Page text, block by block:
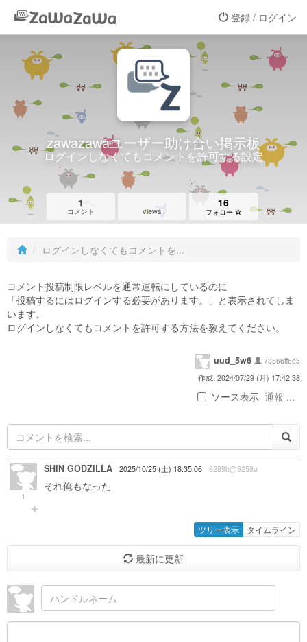
登録 / ログイン
zawazawaユーザー助け合い掲示板
ログインしなくてもコメントを許可する設定
1
コメント views
16
フォロー
ログインしなくてもコメントを...
コメント投稿制限レベルを通常運転にしているのに
「投稿するにはログインする必要があります。」と表示されてしま
います。
ログインしなくてもコメントを許可する方法を教えてください。
uud_5w6
73566ff6e5
作成: 2024/07/29 (月) 17:42:38
ソース表示 通報 ...
1
SHIN GODZILLA 2025/10/25 (土) 18:35:06 6289b@9258a
それ俺もなった
ツリー表示 タイムライン
最新に更新